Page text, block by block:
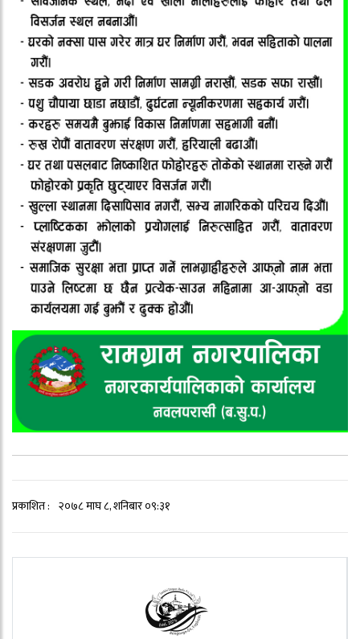
प्रकाशित : २०७८ माघ ८, शनिबार ०९:३१